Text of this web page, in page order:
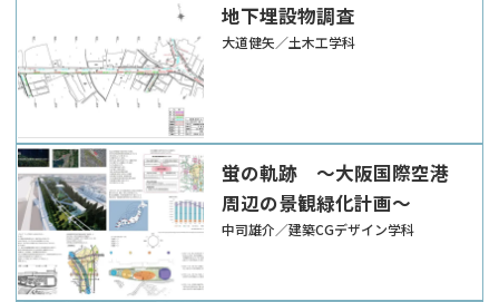
地下埋設物調査
大道健矢／土木工学科
蛍の軌跡 ～大阪国際空港
周辺の景観緑化計画～
中司雄介／建築CGデザイン学科